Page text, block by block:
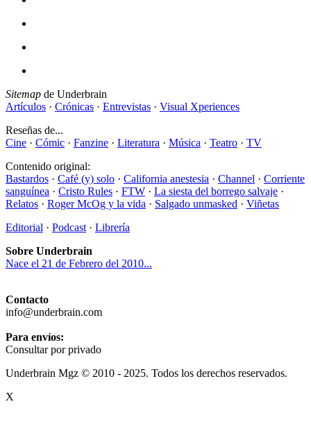
Sitemap de Underbrain
Artículos · Crónicas · Entrevistas · Visual Xperiences
Reseñas de...
Cine · Cómic · Fanzine · Literatura · Música · Teatro · TV
Contenido original:
Bastardos · Café (y) solo · California anestesia · Channel · Corriente
sanguínea · Cristo Rules · FTW · La siesta del borrego salvaje ·
Relatos · Roger McOg y la vida · Salgado unmasked · Viñetas
Editorial · Podcast · Librería
Sobre Underbrain
Nace el 21 de Febrero del 2010...
Contacto
info@underbrain.com
Para envíos:
Consultar por privado
Underbrain Mgz © 2010 - 2025. Todos los derechos reservados.
X